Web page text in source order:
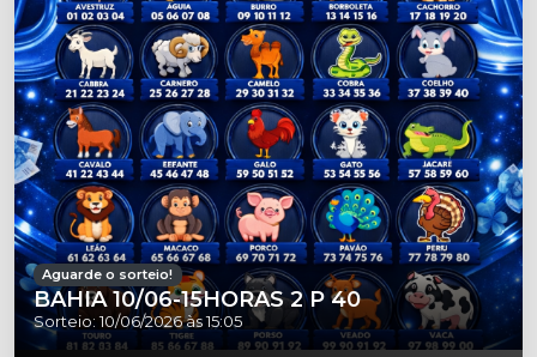
Aguarde o sorteio!
BAHIA 10/06-15HORAS 2 P 40
Sorteio: 10/06/2026 às 15:05